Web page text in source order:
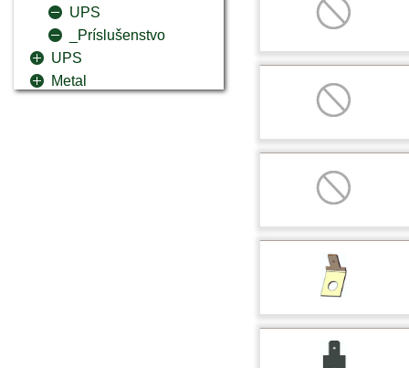
UPS
_Príslušenstvo
UPS
Metal